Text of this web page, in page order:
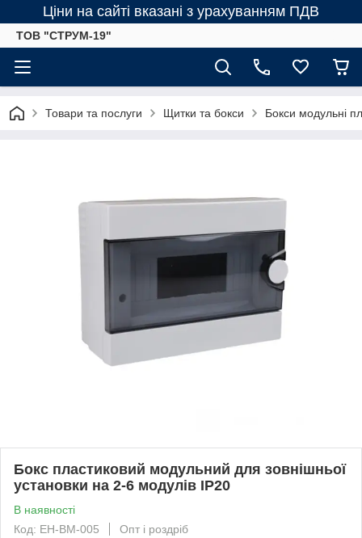
Ціни на сайті вказані з урахуванням ПДВ
ТОВ "СТРУМ-19"
Товари та послуги Щитки та бокси Бокси модульні
Бокс пластиковий модульний для зовнішньої
установки на 2-6 модулів IP20
В наявності
Код: EH-BM-005
Опт і роздріб